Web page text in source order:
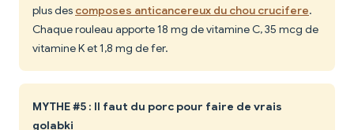
plus des composes anticancereux du chou crucifere.
Chaque rouleau apporte 18 mg de vitamine C, 35 mcg de
vitamine K et 1,8 mg de fer.
MYTHE #5 : Il faut du porc pour faire de vrais
golabki